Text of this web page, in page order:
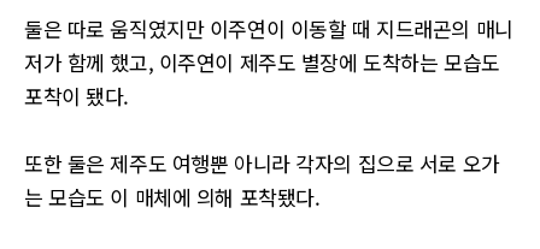
둘은 따로 움직였지만 이주연이 이동할 때 지드래곤의 매니
저가 함께 했고, 이주연이 제주도 별장에 도착하는 모습도
포착이 됐다.
또한 둘은 제주도 여행뿐 아니라 각자의 집으로 서로 오가
는 모습도 이 매체에 의해 포착됐다.